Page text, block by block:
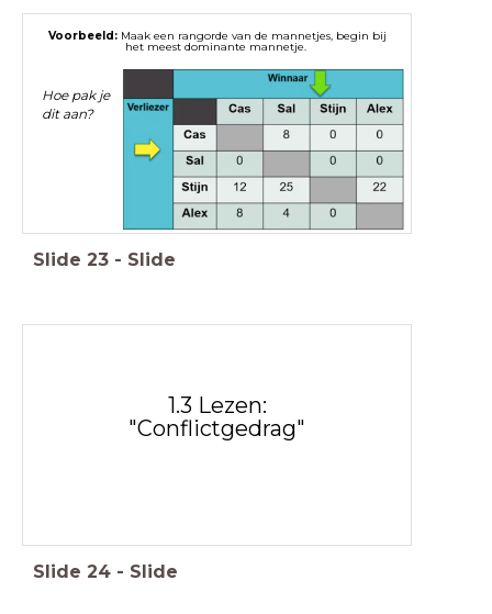
Voorbeeld: Maak een rangorde van de mannetjes, begin bij
het meest dominante mannetje.
Hoe pak je
dit aan?
Slide 23 - Slide
1.3 Lezen:
"Conflictgedrag"
Slide 24 - Slide